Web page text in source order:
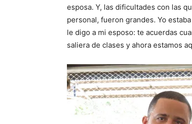
esposa. Y, las dificultades con las
personal, fueron grandes. Yo
le digo a mi esposo: te acuerdas
saliera de clases y ahora estamos